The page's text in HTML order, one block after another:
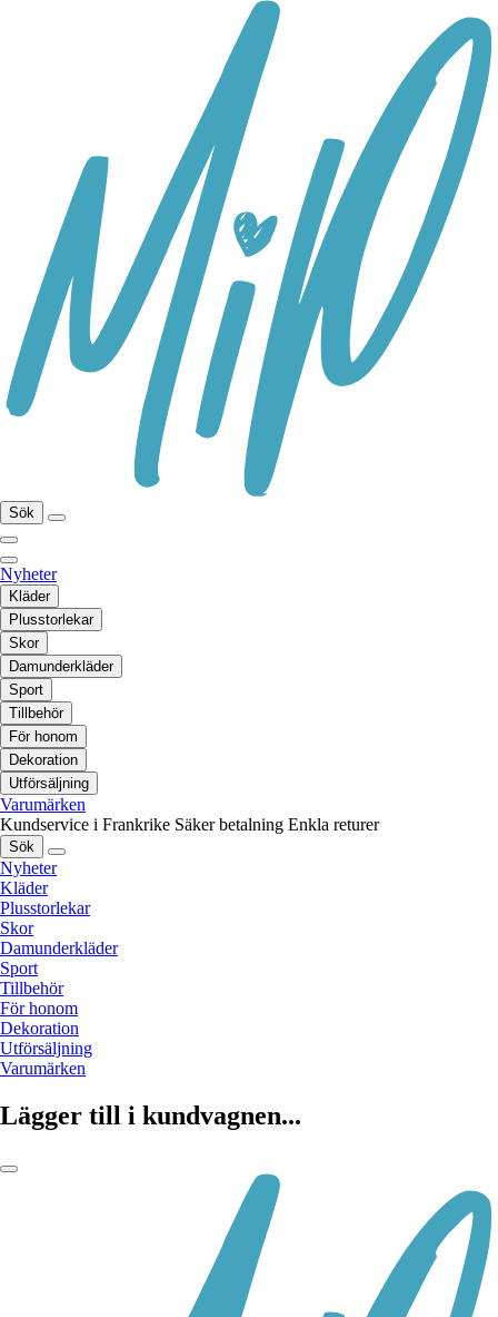
Sök
Nyheter
Kläder
Plusstorlekar
Skor
Damunderkläder
Sport
Tillbehör
För honom
Dekoration
Utförsäljning
Varumärken
Kundservice i Frankrike Säker betalning Enkla returer
Sök
Nyheter
Kläder
Plusstorlekar
Skor
Damunderkläder
Sport
Tillbehör
För honom
Dekoration
Utförsäljning
Varumärken
Lägger till i kundvagnen...